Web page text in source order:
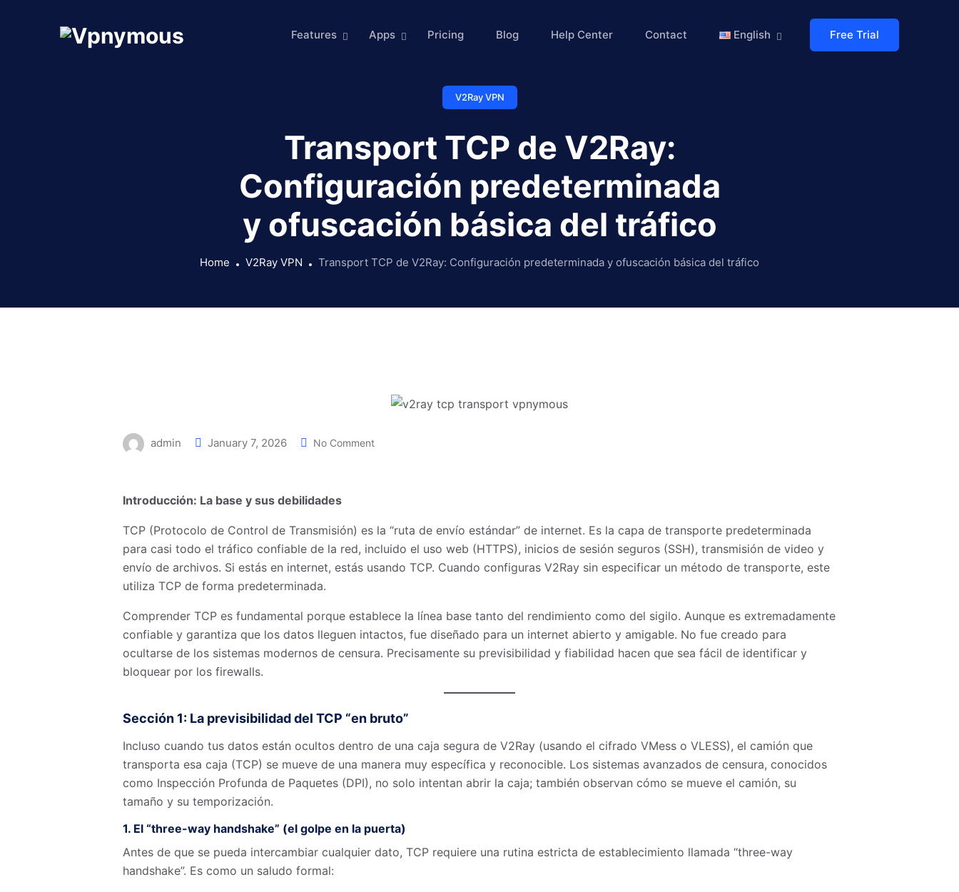
Features Apps Pricing Blog Help Center Contact English Free Trial
V2Ray VPN
Transport TCP de V2Ray:
Configuración predeterminada
y ofuscación básica del tráfico
Home V2Ray VPN Transport TCP de V2Ray: Configuración predeterminada y ofuscación básica del tráfico
admin January 7, 2026 No Comment
Introducción: La base y sus debilidades
TCP (Protocolo de Control de Transmisión) es la “ruta de envío estándar” de internet. Es la capa de transporte predeterminada
para casi todo el tráfico confiable de la red, incluido el uso web (HTTPS), inicios de sesión seguros (SSH), transmisión de video y
envío de archivos. Si estás en internet, estás usando TCP. Cuando configuras V2Ray sin especificar un método de transporte, este
utiliza TCP de forma predeterminada.
Comprender TCP es fundamental porque establece la línea base tanto del rendimiento como del sigilo. Aunque es extremadamente
confiable y garantiza que los datos lleguen intactos, fue diseñado para un internet abierto y amigable. No fue creado para
ocultarse de los sistemas modernos de censura. Precisamente su previsibilidad y fiabilidad hacen que sea fácil de identificar y
bloquear por los firewalls.
Sección 1: La previsibilidad del TCP “en bruto”
Incluso cuando tus datos están ocultos dentro de una caja segura de V2Ray (usando el cifrado VMess o VLESS), el camión que
transporta esa caja (TCP) se mueve de una manera muy específica y reconocible. Los sistemas avanzados de censura, conocidos
como Inspección Profunda de Paquetes (DPI), no solo intentan abrir la caja; también observan cómo se mueve el camión, su
tamaño y su temporización.
1. El “three-way handshake” (el golpe en la puerta)
Antes de que se pueda intercambiar cualquier dato, TCP requiere una rutina estricta de establecimiento llamada “three-way
handshake”. Es como un saludo formal: